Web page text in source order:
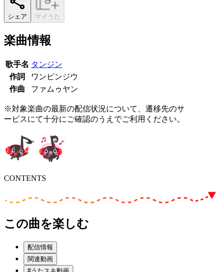
シェア マイうた
楽曲情報
歌手名 タンジン
作詞
ワンピンジウ
作曲
ファムゥヤン
※対象楽曲の最新の配信状況について、遷移先のサ
ービスにて十分にご確認のうえでご利用ください。
CONTENTS
この曲を楽しむ
配信情報
関連動画